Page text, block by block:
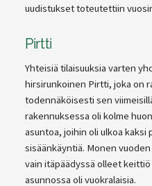
uudistukset toteutettiin
Pirtti
Yhteisiä tilaisuuksia varten
hirsirunkoinen Pirtti, joka on
todennäköisesti sen
rakennuksessa oli kolme
asuntoa, joihin oli ulkoa kaksi
sisäänkäyntiä. Monen
vain itäpäädyssä olleet keittiö
asunnossa oli vuokralaisia.